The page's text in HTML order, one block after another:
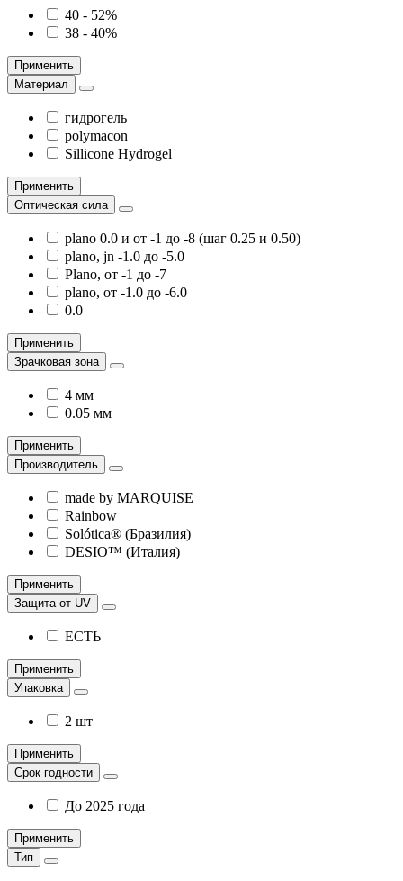
40 - 52%
38 - 40%
Применить
Материал
гидрогель
polymacon
Sillicone Hydrogel
Применить
Оптическая сила
plano 0.0 и от -1 до -8 (шаг 0.25 и 0.50)
plano, jn -1.0 до -5.0
Plano, от -1 до -7
plano, от -1.0 до -6.0
0.0
Применить
Зрачковая зона
4 мм
0.05 мм
Применить
Производитель
made by MARQUISE
Rainbow
Solótica® (Бразилия)
DESIO™ (Италия)
Применить
Защита от UV
ЕСТЬ
Применить
Упаковка
2 шт
Применить
Срок годности
До 2025 года
Применить
Тип